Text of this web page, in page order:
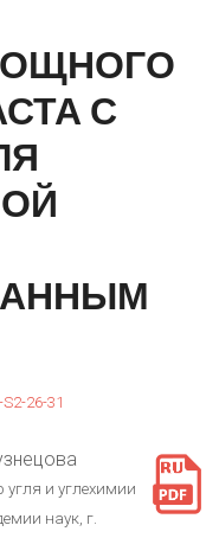
С
26-31
и углехимии
наук, г.